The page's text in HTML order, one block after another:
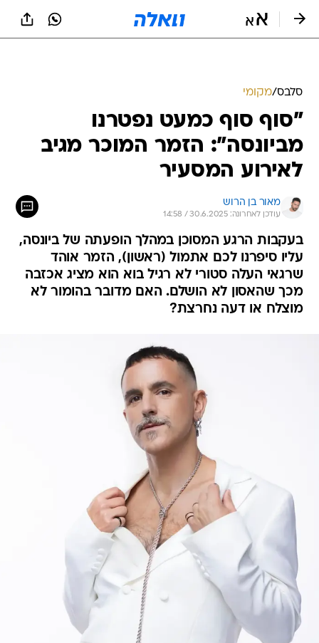
סלבס/מקומי
"סוף סוף כמעט נפטרנו
מביונסה": הזמר המוכר מגיב
לאירוע המסעיר
מאור בן הרוש
עודכן לאחרונה: 30.6.2025 / 14:58
בעקבות הרגע המסוכן במהלך הופעתה של ביונסה,
עליו סיפרנו לכם אתמול (ראשון), הזמר אוהד
שרגאי העלה סטורי לא רגיל בוא הוא מציג אכזבה
מכך שהאסון לא הושלם. האם מדובר בהומור לא
מוצלח או דעה נחרצת?